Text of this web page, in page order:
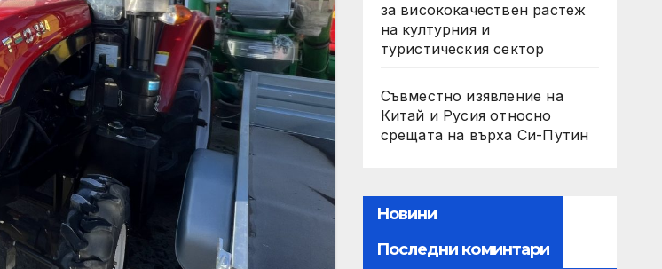
за висококачествен растеж
на културния и
туристическия сектор
Съвместно изявление на
Китай и Русия относно
срещата на върха Си-Путин
Новини
Последни коминтари